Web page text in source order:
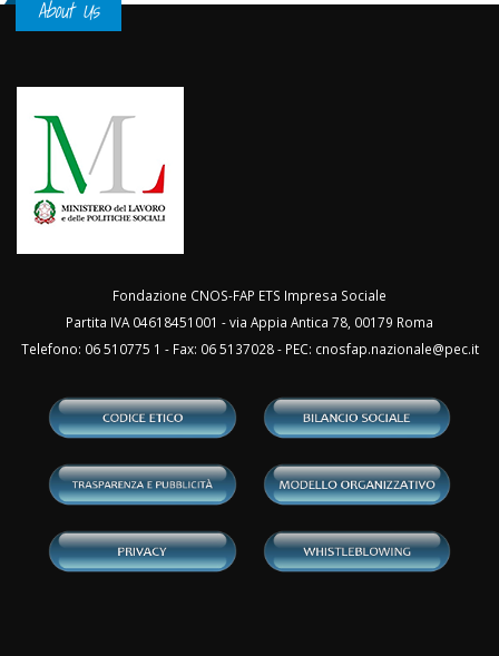
About Us
Fondazione CNOS-FAP ETS Impresa Sociale
Partita IVA 04618451001 - via Appia Antica 78, 00179 Roma
Telefono: 06 510775 1 - Fax: 06 5137028 - PEC: cnosfap.nazionale@pec.it